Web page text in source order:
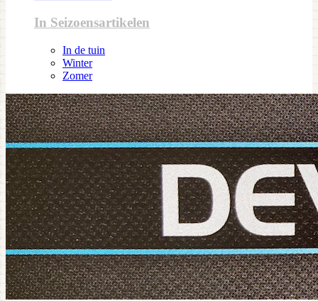
In Seizoensartikelen
In de tuin
Winter
Zomer